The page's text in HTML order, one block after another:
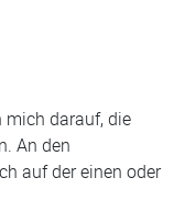
mich darauf, die
An den
auf der einen oder